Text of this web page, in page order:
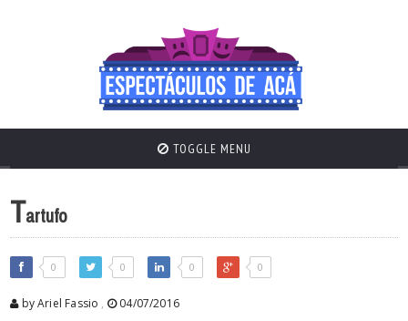
TOGGLE MENU
Tartufo
0 0 0 0
by Ariel Fassio , 04/07/2016